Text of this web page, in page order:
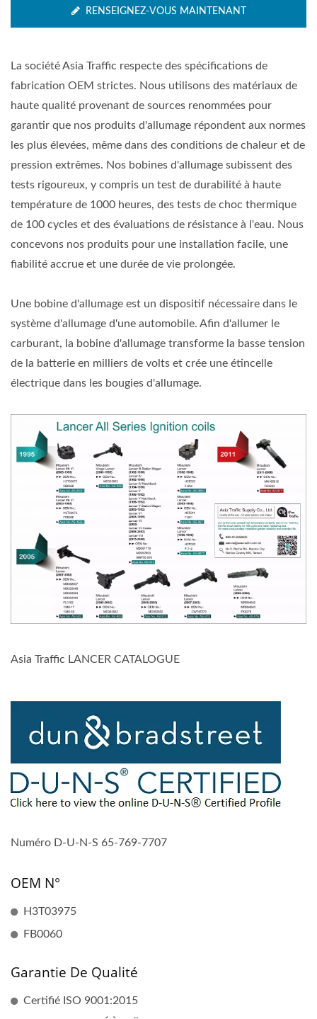
RENSEIGNEZ-VOUS MAINTENANT
La société Asia Traffic respecte des spécifications de
fabrication OEM strictes. Nous utilisons des matériaux de
haute qualité provenant de sources renommées pour
garantir que nos produits d'allumage répondent aux normes
les plus élevées, même dans des conditions de chaleur et de
pression extrêmes. Nos bobines d'allumage subissent des
tests rigoureux, y compris un test de durabilité à haute
température de 1000 heures, des tests de choc thermique
de 100 cycles et des évaluations de résistance à l'eau. Nous
concevons nos produits pour une installation facile, une
fiabilité accrue et une durée de vie prolongée.
Une bobine d'allumage est un dispositif nécessaire dans le
système d'allumage d'une automobile. Afin d'allumer le
carburant, la bobine d'allumage transforme la basse tension
de la batterie en milliers de volts et crée une étincelle
électrique dans les bougies d'allumage.
Asia Traffic LANCER CATALOGUE
Numéro D-U-N-S 65-769-7707
OEM N°
H3T03975
FB0060
Garantie De Qualité
Certifié ISO 9001:2015